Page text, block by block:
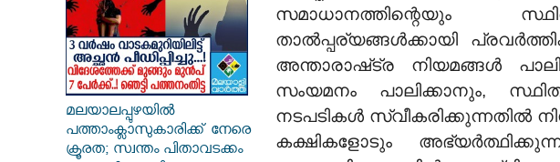
മലയാലപ്പുഴയിൽ
പത്താംക്ലാസുകാരിക്ക് നേരെ
ക്രൂരത; സ്വന്തം പിതാവടക്കം
സമാധാനത്തിന്റെയും
താൽപ്പര്യങ്ങൾക്കായി
അന്താരാഷ്‌ട്ര നിയമങ്ങൾ
സംയമനം പാലിക്കാനും,
നടപടികൾ സ്വീകരിക്കുന്നതിൽ
കക്ഷികളോടും